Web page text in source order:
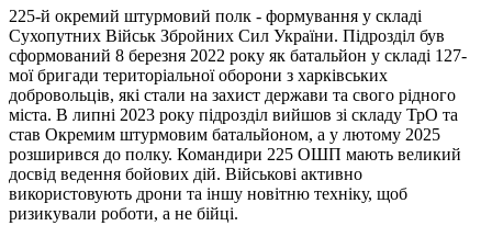
225-й окремий штурмовий полк - формування у складі
Сухопутних Військ Збройних Сил України. Підрозділ був
сформований 8 березня 2022 року як батальйон у складі 127-
мої бригади територіальної оборони з харківських
добровольців, які стали на захист держави та свого рідного
міста. В липні 2023 року підрозділ вийшов зі складу ТрО та
став Окремим штурмовим батальйоном, а у лютому 2025
розширився до полку. Командири 225 ОШП мають великий
досвід ведення бойових дій. Військові активно
використовують дрони та іншу новітню техніку, щоб
ризикували роботи, а не бійці.